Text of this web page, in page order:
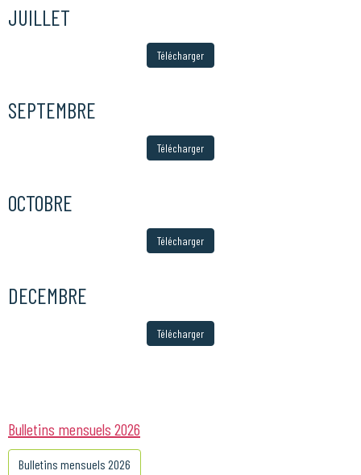
JUILLET
Télécharger
SEPTEMBRE
Télécharger
OCTOBRE
Télécharger
DECEMBRE
Télécharger
Bulletins mensuels 2026
Bulletins mensuels 2026